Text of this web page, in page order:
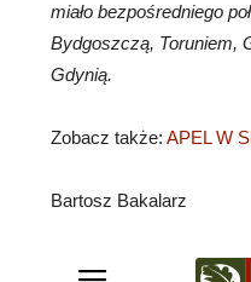
miało bezpośredniego
Bydgoszczą, Toruniem,
Gdynią.
Zobacz także: APEL W
Bartosz Bakalarz